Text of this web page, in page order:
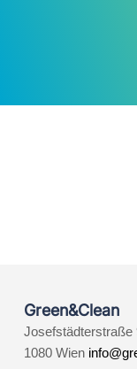
Green&Clean
Josefstädterstraße
1080 Wien